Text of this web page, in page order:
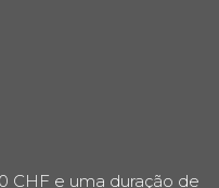
CHF e uma duração de